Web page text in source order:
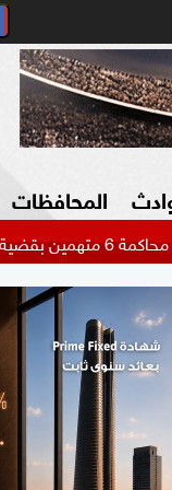
شكاوي المواطن
المحافظات